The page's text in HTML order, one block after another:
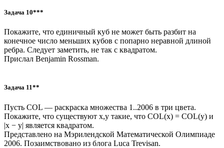
Задача 10***
Покажите, что единичный куб не может быть разбит на
конечное число меньших кубов с попарно неравной длиной
ребра. Следует заметить, не так с квадратом.
Прислал Benjamin Rossman.
Задача 11**
Пусть COL — раскраска множества 1..2006 в три цвета.
Покажите, что существуют x,y такие, что COL(x) = COL(y) и
|x − y| является квадратом.
Представлено на Мэрилендской Математической Олимпиаде
2006. Позаимствовано из блога Luca Trevisan.